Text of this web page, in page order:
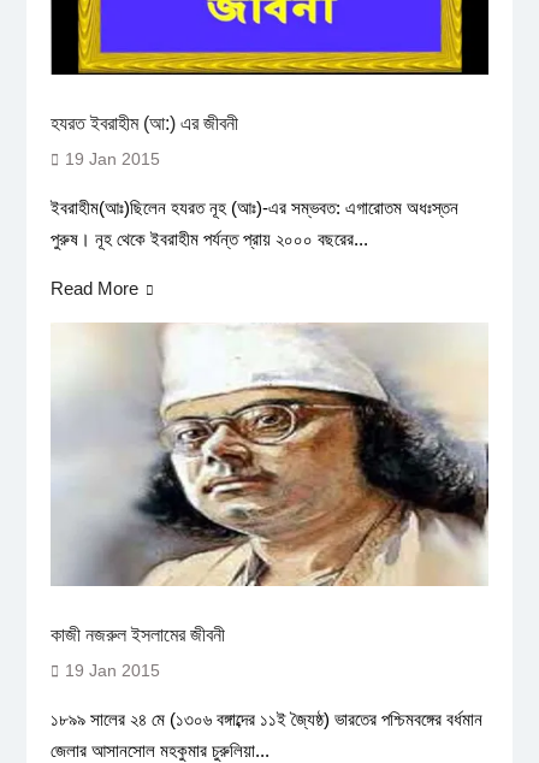
হযরত ইবরাহীম (আ:) এর জীবনী
19 Jan 2015
ইবরাহীম(আঃ)ছিলেন হযরত নূহ (আঃ)-এর সম্ভবত: এগারোতম অধঃস্তন
পুরুষ। নূহ থেকে ইবরাহীম পর্যন্ত প্রায় ২০০০ বছরের...
Read More
কাজী নজরুল ইসলামের জীবনী
19 Jan 2015
১৮৯৯ সালের ২৪ মে (১৩০৬ বঙ্গাব্দের ১১ই জ্যৈষ্ঠ) ভারতের পশ্চিমবঙ্গের বর্ধমান
জেলার আসানসোল মহকুমার চুরুলিয়া...